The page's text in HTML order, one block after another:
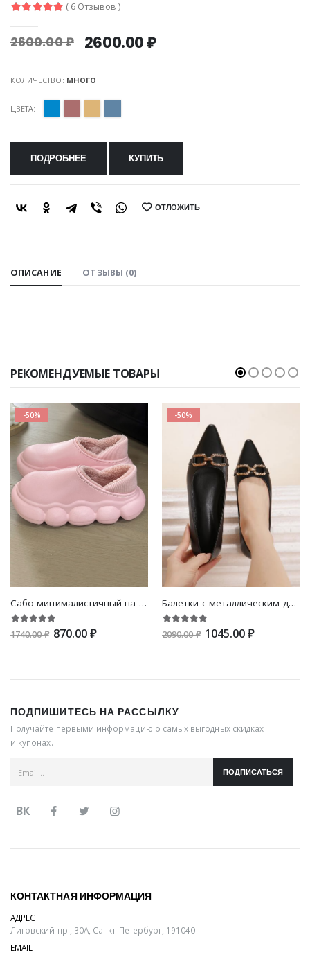
( 6 Отзывов )
2600.00 ₽ 2600.00 ₽
КОЛИЧЕСТВО: МНОГО
ЦВЕТА:
ПОДРОБНЕЕ КУПИТЬ
SHARE: ОТЛОЖИТЬ
ОПИСАНИЕ ОТЗЫВЫ (0)
РЕКОМЕНДУЕМЫЕ ТОВАРЫ
-50%
Сабо минималистичный на термальной подкладке
1740.00 ₽ 870.00 ₽
-50%
Балетки с металлическим декором остроконечные
2090.00 ₽ 1045.00 ₽
ПОДПИШИТЕСЬ НА РАССЫЛКУ
Получайте первыми информацию о самых выгодных скидках
и купонах.
ПОДПИСАТЬСЯ
ВК
КОНТАКТНАЯ ИНФОРМАЦИЯ
АДРЕС
Лиговский пр., 30А, Санкт-Петербург, 191040
EMAIL